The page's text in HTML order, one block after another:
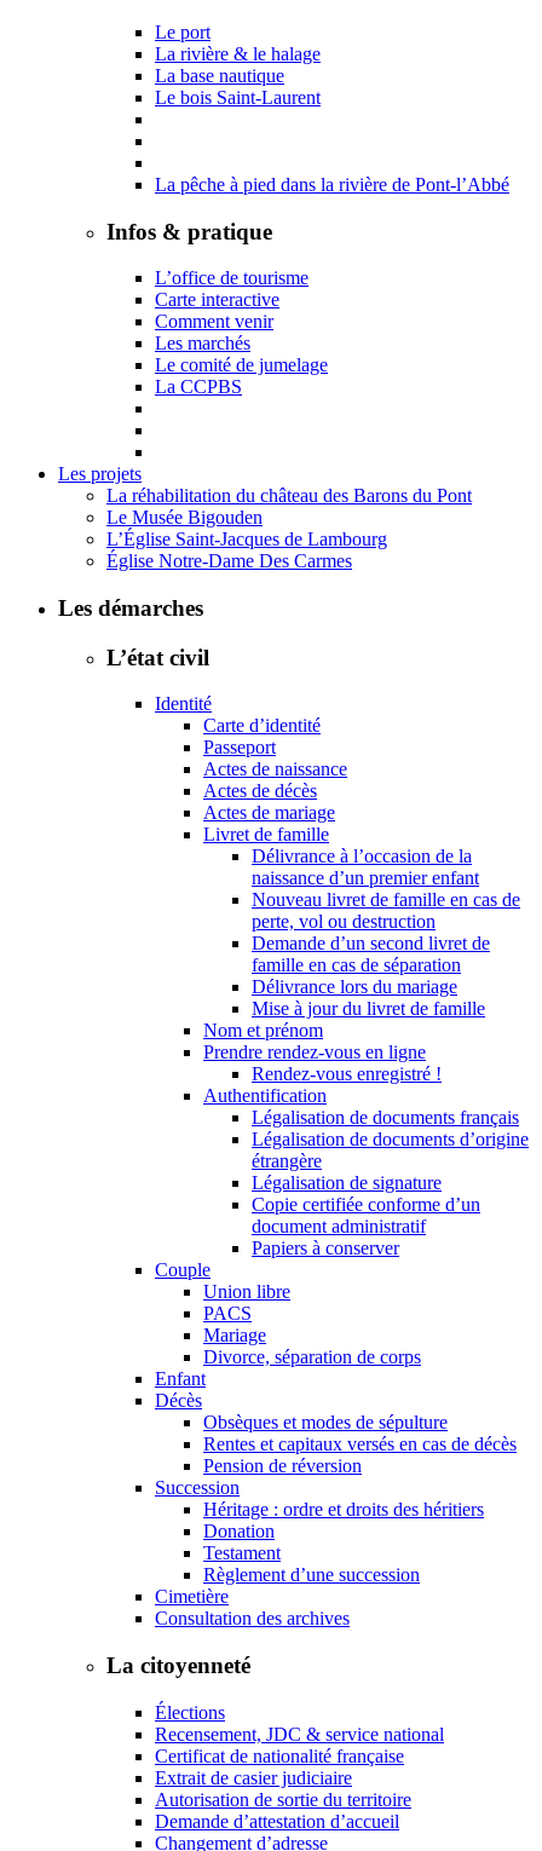
Le port
La rivière & le halage
La base nautique
Le bois Saint-Laurent
La pêche à pied dans la rivière de Pont-l’Abbé
Infos & pratique
L’office de tourisme
Carte interactive
Comment venir
Les marchés
Le comité de jumelage
La CCPBS
Les projets
La réhabilitation du château des Barons du Pont
Le Musée Bigouden
L’Église Saint-Jacques de Lambourg
Église Notre-Dame Des Carmes
Les démarches
L’état civil
Identité
Carte d’identité
Passeport
Actes de naissance
Actes de décès
Actes de mariage
Livret de famille
Délivrance à l’occasion de la
naissance d’un premier enfant
Nouveau livret de famille en cas de
perte, vol ou destruction
Demande d’un second livret de
famille en cas de séparation
Délivrance lors du mariage
Mise à jour du livret de famille
Nom et prénom
Prendre rendez-vous en ligne
Rendez-vous enregistré !
Authentification
Légalisation de documents français
Légalisation de documents d’origine
étrangère
Légalisation de signature
Copie certifiée conforme d’un
document administratif
Papiers à conserver
Couple
Union libre
PACS
Mariage
Divorce, séparation de corps
Enfant
Décès
Obsèques et modes de sépulture
Rentes et capitaux versés en cas de décès
Pension de réversion
Succession
Héritage : ordre et droits des héritiers
Donation
Testament
Règlement d’une succession
Cimetière
Consultation des archives
La citoyenneté
Élections
Recensement, JDC & service national
Certificat de nationalité française
Extrait de casier judiciaire
Autorisation de sortie du territoire
Demande d’attestation d’accueil
Changement d’adresse